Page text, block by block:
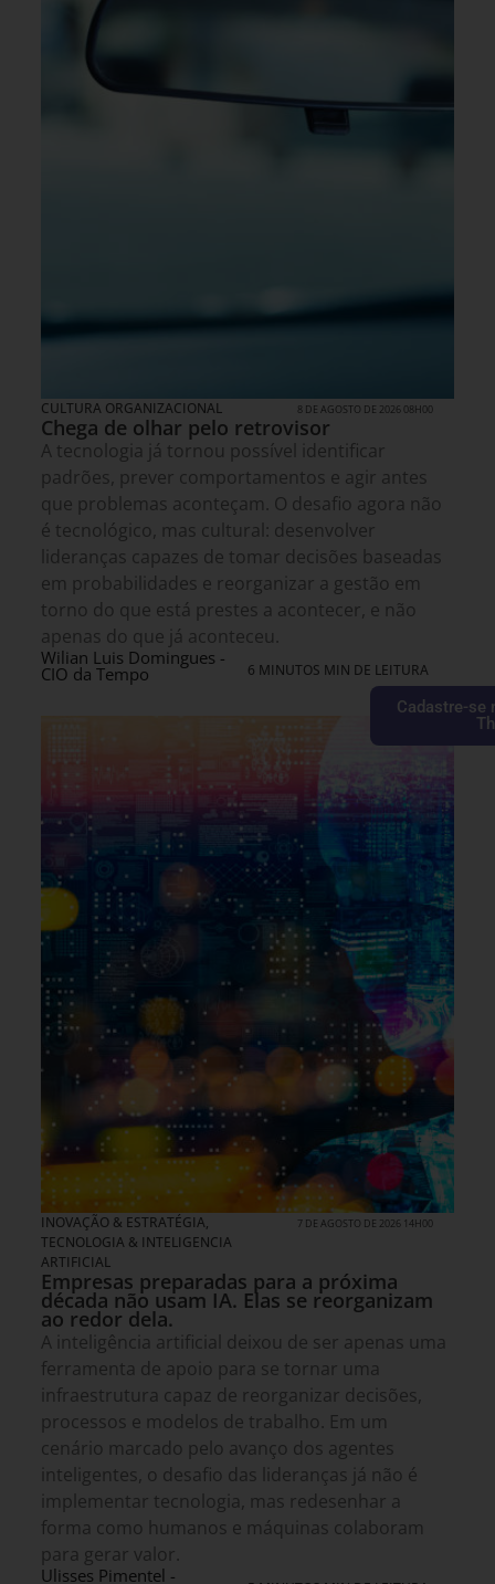
CULTURA ORGANIZACIONAL 8 DE AGOSTO DE 2026 08H00
Chega de olhar pelo retrovisor
A tecnologia já tornou possível identificar
padrões, prever comportamentos e agir antes
que problemas aconteçam. O desafio agora não
é tecnológico, mas cultural: desenvolver
lideranças capazes de tomar decisões baseadas
em probabilidades e reorganizar a gestão em
torno do que está prestes a acontecer, e não
apenas do que já aconteceu.
Wilian Luis Domingues -
CIO da Tempo 6 MINUTOS MIN DE LEITURA
INOVAÇÃO & ESTRATÉGIA,
TECNOLOGIA & INTELIGENCIA
ARTIFICIAL
7 DE AGOSTO DE 2026 14H00
Empresas preparadas para a próxima
década não usam IA. Elas se reorganizam
ao redor dela.
A inteligência artificial deixou de ser apenas uma
ferramenta de apoio para se tornar uma
infraestrutura capaz de reorganizar decisões,
processos e modelos de trabalho. Em um
cenário marcado pelo avanço dos agentes
inteligentes, o desafio das lideranças já não é
implementar tecnologia, mas redesenhar a
forma como humanos e máquinas colaboram
para gerar valor.
Ulisses Pimentel -
Cadastre-se